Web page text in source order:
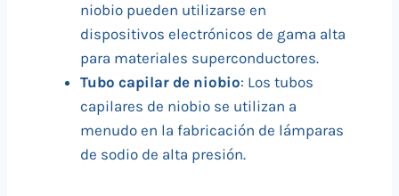
niobio pueden utilizarse en
dispositivos electrónicos de gama alta
para materiales superconductores.
Tubo capilar de niobio: Los tubos
capilares de niobio se utilizan a
menudo en la fabricación de lámparas
de sodio de alta presión.